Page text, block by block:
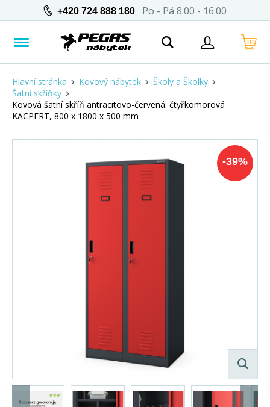
+420 724 888 180 Po - Pá 8:00 - 16:00
Hlavní stránka Kovový nábytek
Školy a Školky
Šatní skříňky
Kovová šatní skříň antracitovo-červená: čtyřkomorová
KACPERT, 800 x 1800 x 500 mm
-39%